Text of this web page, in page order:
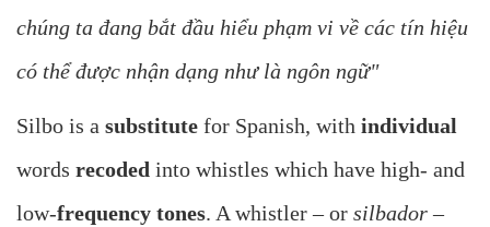
chúng ta đang bắt đầu hiểu phạm vi về các tín hiệu
có thể được nhận dạng như là ngôn ngữ"
Silbo is a substitute for Spanish, with individual
words recoded into whistles which have high- and
low-frequency tones. A whistler – or silbador–